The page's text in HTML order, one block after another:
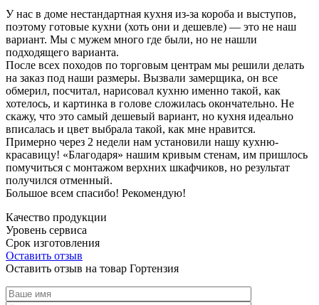
У нас в доме нестандартная кухня из-за короба и выступов,
поэтому готовые кухни (хоть они и дешевле) — это не наш
вариант. Мы с мужем много где были, но не нашли
подходящего варианта.
После всех походов по торговым центрам мы решили делать
на заказ под наши размеры. Вызвали замерщика, он все
обмерил, посчитал, нарисовал кухню именно такой, как
хотелось, и картинка в голове сложилась окончательно. Не
скажу, что это самый дешевый вариант, но кухня идеально
вписалась и цвет выбрала такой, как мне нравится.
Примерно через 2 недели нам установили нашу кухню-
красавицу! «Благодаря» нашим кривым стенам, им пришлось
помучиться с монтажом верхних шкафчиков, но результат
получился отменный.
Большое всем спасибо! Рекомендую!
Качество продукции
Уровень сервиса
Срок изготовления
Оставить отзыв
Оставить отзыв на товар Гортензия